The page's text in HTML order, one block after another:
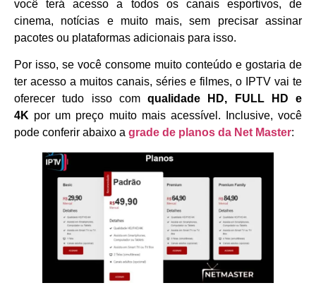
você terá acesso a todos os canais esportivos, de
cinema, notícias e muito mais, sem precisar assinar
pacotes ou plataformas adicionais para isso.
Por isso, se você consome muito conteúdo e gostaria de
ter acesso a muitos canais, séries e filmes, o IPTV vai te
oferecer tudo isso com qualidade HD, FULL HD e
4K por um preço muito mais acessível. Inclusive, você
pode conferir abaixo a grade de planos da Net Master: